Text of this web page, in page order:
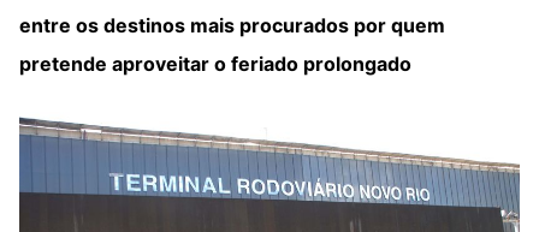
entre os destinos mais procurados por quem
pretende aproveitar o feriado prolongado